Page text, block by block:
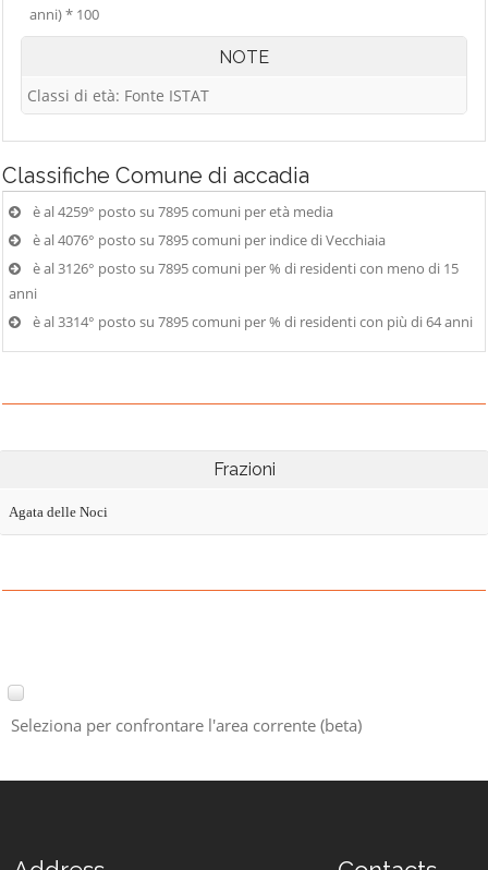
anni) * 100
NOTE
Classi di età: Fonte ISTAT
Classifiche Comune di accadia
è al 4259° posto su 7895 comuni per età media
è al 4076° posto su 7895 comuni per indice di Vecchiaia
è al 3126° posto su 7895 comuni per % di residenti con meno di 15
anni
è al 3314° posto su 7895 comuni per % di residenti con più di 64 anni
Frazioni
Agata delle Noci
Seleziona per confrontare l'area corrente (beta)